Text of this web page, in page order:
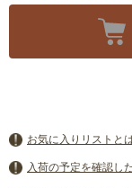
お気に入りリストと
入荷の予定を確認した